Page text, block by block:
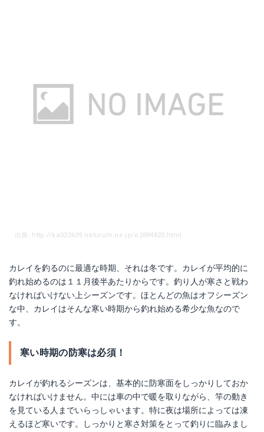
出典: http://ka022639.naturum.ne.jp/e2884820.html
カレイを釣るのに最適な時期、それは冬です。カレイが平均的に
釣れ始めるのは１１月後半あたりからです。釣り人が寒さと戦わ
なければいけない上シーズンです。ほとんどの魚はオフシーズン
な中、カレイはそんな寒い時期から釣れ始める希少な魚なので
す。
寒い時期の防寒は必須！
カレイが釣れるシーズンは、基本的に防寒面をしっかりしておか
なければいけません。中には車の中で暖を取りながら、竿の動き
を見ている人までいらっしゃいます。特に夜は場所によっては凍
えるほど寒いです。しっかりと寒さ対策をとって釣りに臨みまし